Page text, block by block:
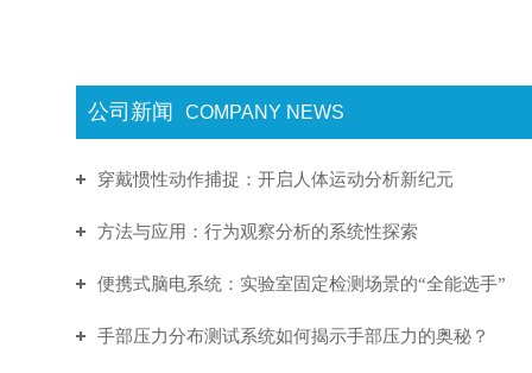
公司新闻 COMPANY NEWS
穿戴惯性动作捕捉：开启人体运动分析新纪元
方法与应用：行为观察分析的系统性探索
便携式脑电系统：实验室固定检测场景的“全能选手”
手部压力分布测试系统如何揭示手部压力的奥秘？